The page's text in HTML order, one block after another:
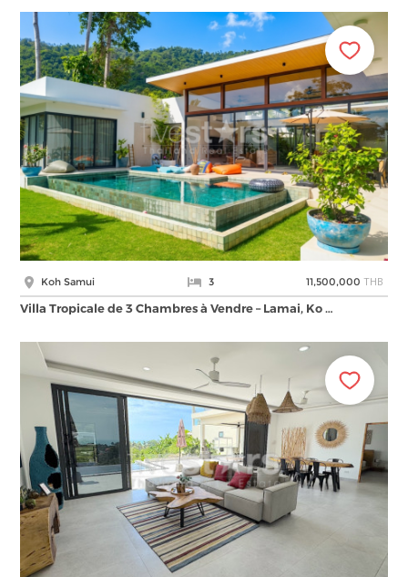
Koh Samui 3 11,500,000 THB
Villa Tropicale de 3 Chambres à Vendre – Lamai, Ko …